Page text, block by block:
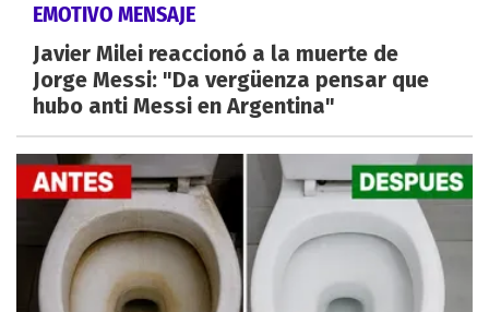
EMOTIVO MENSAJE
Javier Milei reaccionó a la muerte de
Jorge Messi: "Da vergüenza pensar que
hubo anti Messi en Argentina"